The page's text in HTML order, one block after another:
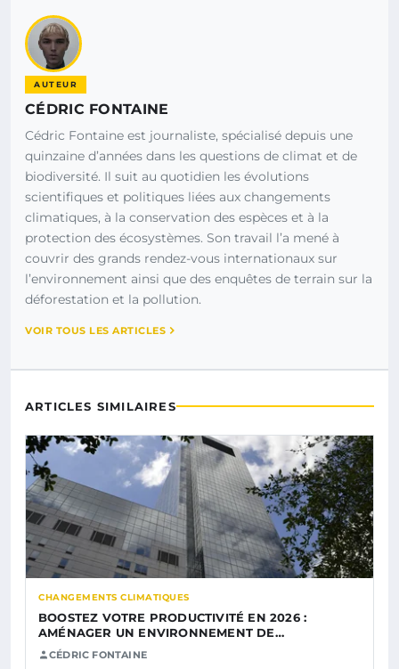
AUTEUR
CÉDRIC FONTAINE
Cédric Fontaine est journaliste, spécialisé depuis une
quinzaine d’années dans les questions de climat et de
biodiversité. Il suit au quotidien les évolutions
scientifiques et politiques liées aux changements
climatiques, à la conservation des espèces et à la
protection des écosystèmes. Son travail l’a mené à
couvrir des grands rendez-vous internationaux sur
l’environnement ainsi que des enquêtes de terrain sur la
déforestation et la pollution.
VOIR TOUS LES ARTICLES
ARTICLES SIMILAIRES
CHANGEMENTS CLIMATIQUES
BOOSTEZ VOTRE PRODUCTIVITÉ EN 2026 :
AMÉNAGER UN ENVIRONNEMENT DE…
CÉDRIC FONTAINE